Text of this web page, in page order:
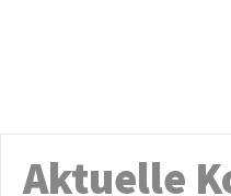
Aktuelle